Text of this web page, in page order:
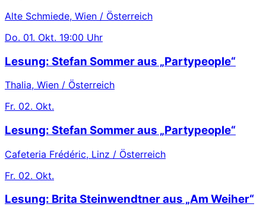
Alte Schmiede, Wien / Österreich
Do. 01. Okt. 19:00 Uhr
Lesung: Stefan Sommer aus „Partypeople“
Thalia, Wien / Österreich
Fr. 02. Okt.
Lesung: Stefan Sommer aus „Partypeople“
Cafeteria Frédéric, Linz / Österreich
Fr. 02. Okt.
Lesung: Brita Steinwendtner aus „Am Weiher“